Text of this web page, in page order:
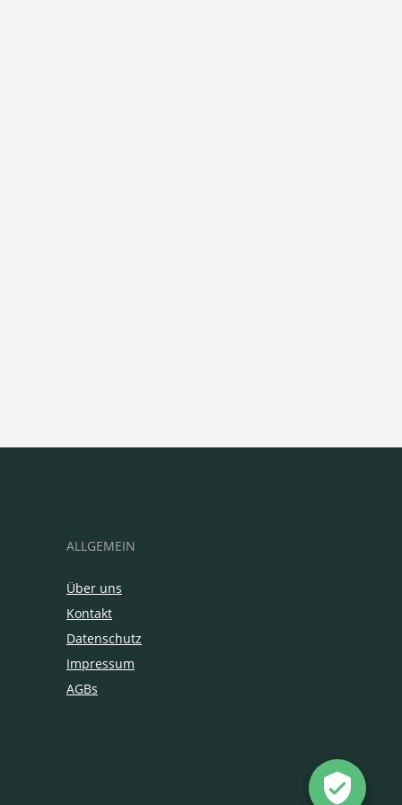
ALLGEMEIN
Über uns
Kontakt
Datenschutz
Impressum
AGBs